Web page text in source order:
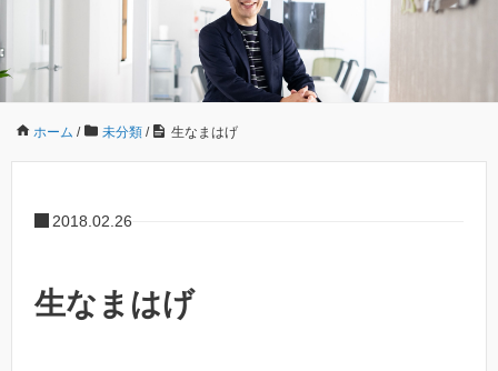
ホーム / 未分類 / 生なまはげ
2018.02.26
生なまはげ